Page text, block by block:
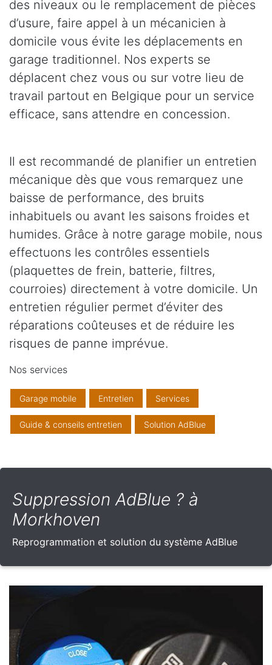
des niveaux ou le remplacement de pièces
d’usure, faire appel à un mécanicien à
domicile vous évite les déplacements en
garage traditionnel. Nos experts se
déplacent chez vous ou sur votre lieu de
travail partout en Belgique pour un service
efficace, sans attendre en concession.
Il est recommandé de planifier un entretien
mécanique dès que vous remarquez une
baisse de performance, des bruits
inhabituels ou avant les saisons froides et
humides. Grâce à notre garage mobile, nous
effectuons les contrôles essentiels
(plaquettes de frein, batterie, filtres,
courroies) directement à votre domicile. Un
entretien régulier permet d’éviter des
réparations coûteuses et de réduire les
risques de panne imprévue.
Nos services
Garage mobile Entretien Services
Guide & conseils entretien Solution AdBlue
Suppression AdBlue ? à
Morkhoven
Reprogrammation et solution du système AdBlue